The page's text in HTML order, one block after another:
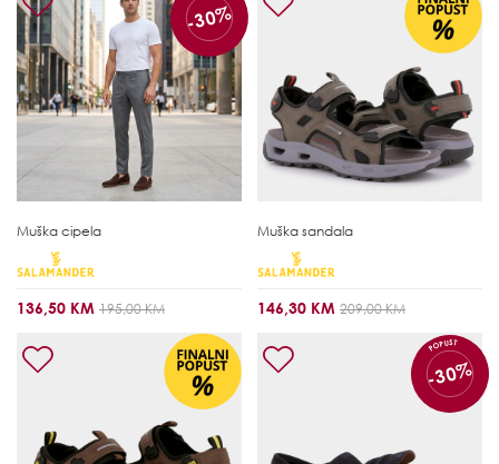
-30%
Muška cipela
136,50 KM 195,00 KM
Muška sandala
146,30 KM 209,00 KM
POPUST
-30%